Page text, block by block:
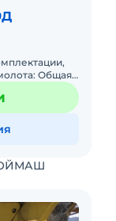
Общая
7 тонн